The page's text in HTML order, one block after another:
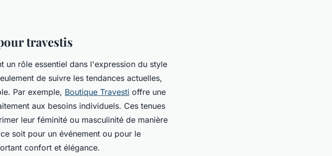
travestis
un rôle essentiel dans l'expression du style
de suivre les tendances actuelles,
Par exemple, Boutique Travesti offre une
aux besoins individuels. Ces tenues
leur féminité ou masculinité de manière
soit pour un événement ou pour le
confort et élégance.